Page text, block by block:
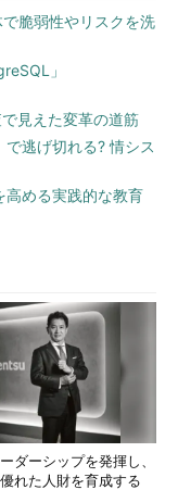
脆弱性やリスクを洗
」
見えた変革の道筋
で逃げ切れる? 情シス
高める実践的な教育
ダーシップを発揮し、
れた人財を育成する